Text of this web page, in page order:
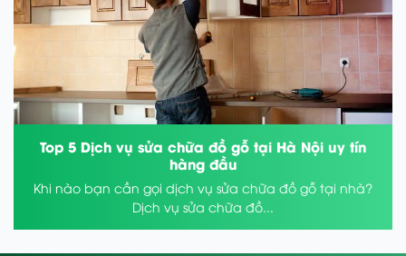
Top 5 Dịch vụ sửa chữa đồ gỗ tại Hà Nội uy tín
hàng đầu
Khi nào bạn cần gọi dịch vụ sửa chữa đồ gỗ tại nhà?
Dịch vụ sửa chữa đồ...